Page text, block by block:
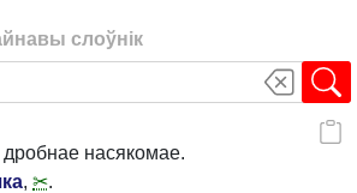
слоўнік
насякомае.
, ✂.